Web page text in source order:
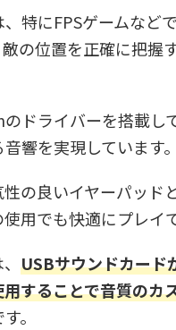
特にFPSゲームなど
の位置を正確に把握
ドライバーを搭載し
響を実現しています。
性の良いイヤーパッド
用でも快適にプレイ
USBサウンドカード
することで音質のカ
。